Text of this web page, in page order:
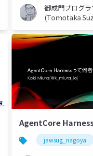
御成門プログラ
(Tomotaka
AgentCore
jawsug_nagoya